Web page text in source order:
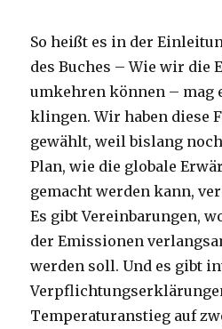
So heißt es in der
des Buches – Wie wir die
umkehren können – mag
klingen. Wir haben diese
gewählt, weil bislang
Plan, wie die globale
gemacht werden kann,
Es gibt Vereinbarungen,
der Emissionen
werden soll. Und es gibt
Temperaturanstieg auf